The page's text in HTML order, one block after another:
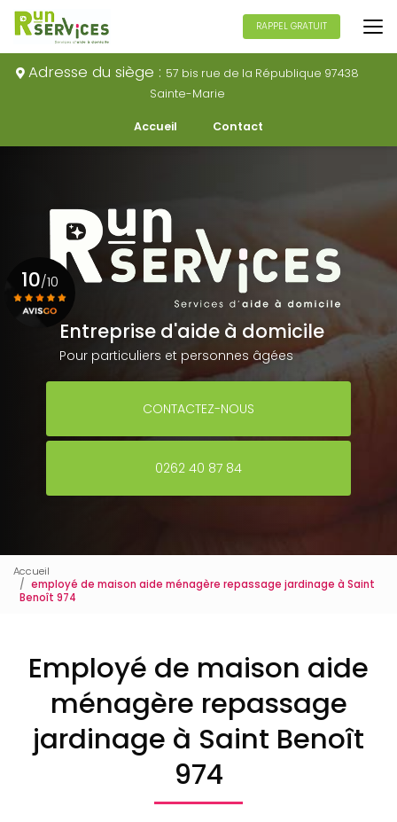
Aller
au
principal
Adresse du siège : 57 bis rue de la République 97438
Sainte-Marie
Accueil Contact
RAPPEL GRATUIT
Entreprise d'aide à domicile
Pour particuliers et personnes âgées
CONTACTEZ-NOUS
0262 40 87 84
10/10
Voir le certificat
Accueil
employé de maison aide ménagère repassage jardinage à Saint
Benoît 974
Employé de maison aide
ménagère repassage
jardinage à Saint Benoît
974